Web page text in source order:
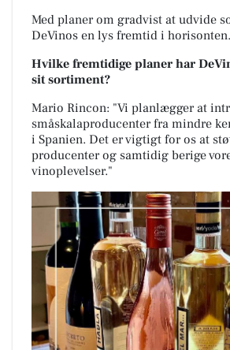
Med planer om gradvist at udvide
DeVinos en lys fremtid i horisonten.
Hvilke fremtidige planer har
sit sortiment?
Mario Rincon: "Vi planlægger at
småskalaproducenter fra mindre
i Spanien. Det er vigtigt for os at
producenter og samtidig berige
vinoplevelser."